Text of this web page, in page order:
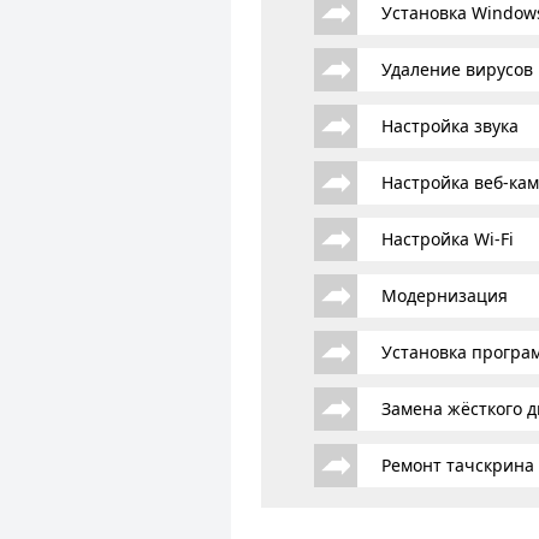
Установка
Удаление вирусов
Настройка звука
Настройка веб-
Настройка Wi-Fi
Модернизация
Установка
Замена жёсткого
Ремонт тачскрина